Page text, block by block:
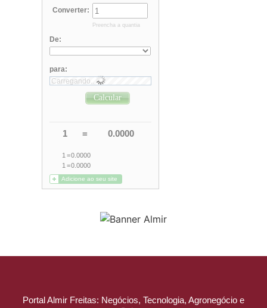
Portal Almir Freitas: Negócios, Tecnologia, Agronegócio e